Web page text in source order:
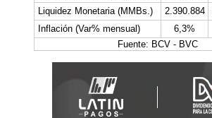
Liquidez Monetaria (MMBs.)
2.390.884
Inflación (Var% mensual)
6,3%
Fuente: BCV - BVC